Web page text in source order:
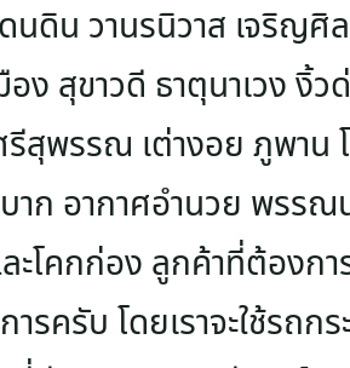
นดิน วานรนิวาส เจริญศิ
ง สุขาวดี ธาตุนาเวง งิ้
รีสุพรรณ เต่างอย ภูพาน
ก อากาศอำนวย พรรณ
โคกก่อง ลูกค้าที่ต้องก
รครับ โดยเราจะใช้รถก